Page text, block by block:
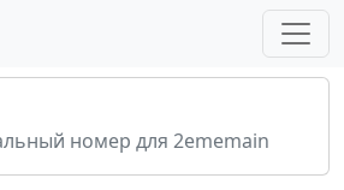
номер для 2ememain